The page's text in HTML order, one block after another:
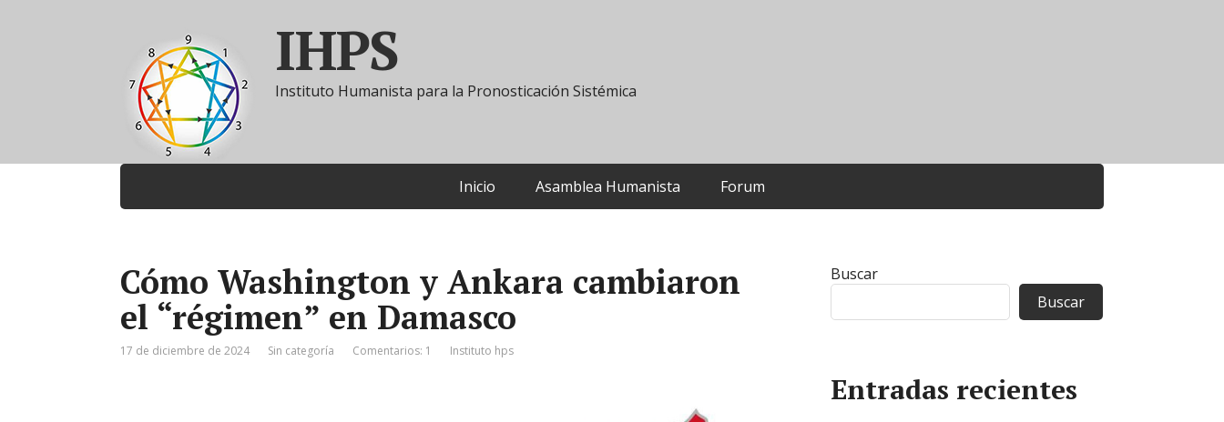
IHPS
Instituto Humanista para la Pronosticación Sistémica
Inicio Asamblea Humanista Forum
Cómo Washington y Ankara cambiaron
el “régimen” en Damasco
17 de diciembre de 2024 Sin categoría Comentarios: 1 Instituto hps
Buscar
Buscar
Entradas recientes